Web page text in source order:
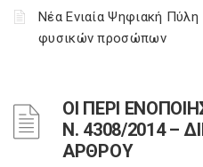
Νέα Ενιαία Ψηφιακή
φυσικών προσώπων
ΟΙ ΠΕΡΙ
Ν. 4308/2014 –
ΑΡΘΡΟΥ